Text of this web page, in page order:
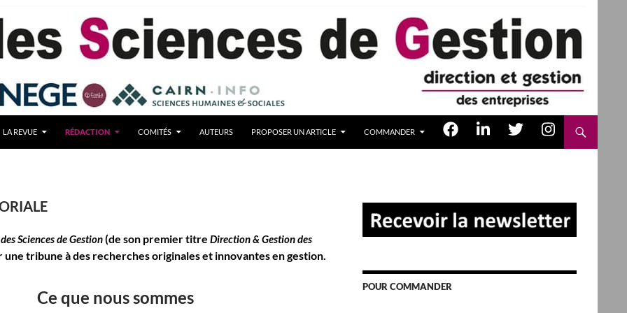
LA REVUE RÉDACTION COMITÉS AUTEURS PROPOSER UN ARTICLE COMMANDER
Sciences de Gestion(de son premier titre Direction & Gestion des
une tribune à des recherches originales et innovantes en gestion.
Ce que nous sommes
POUR COMMANDER